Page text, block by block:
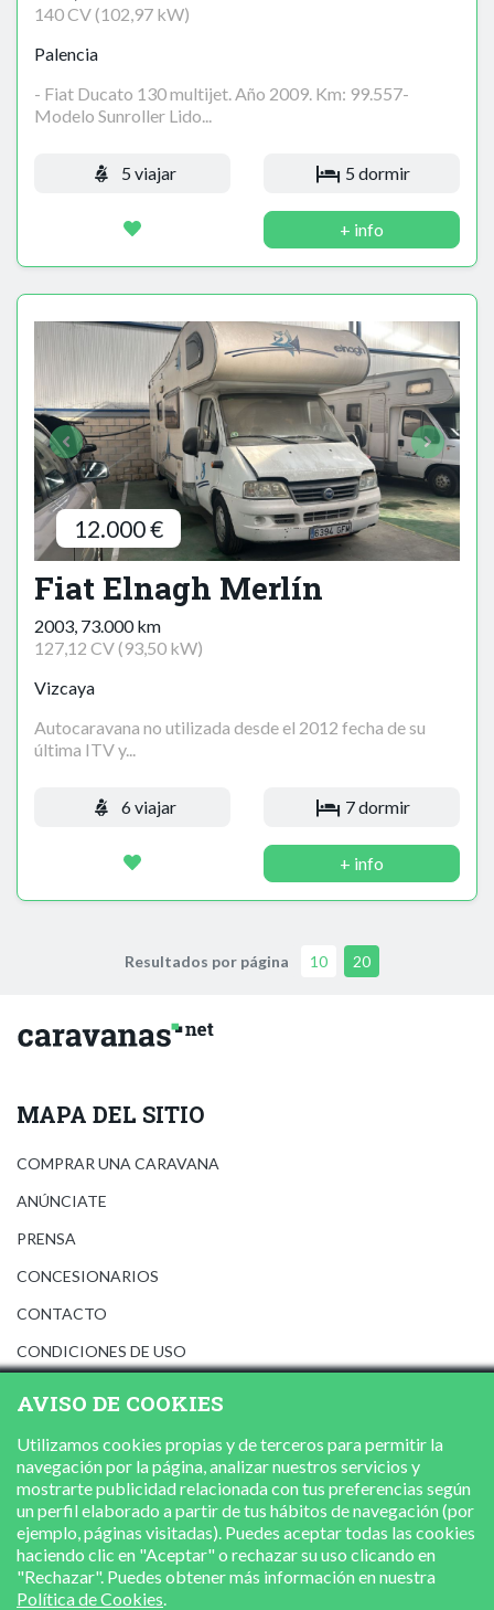
140 CV (102,97 kW)
Palencia
- Fiat Ducato 130 multijet. Año 2009. Km: 99.557-
Modelo Sunroller Lido...
5 viajar 5 dormir
+ info
12.000 €
Fiat Elnagh Merlín
2003, 73.000 km
127,12 CV (93,50 kW)
Vizcaya
Autocaravana no utilizada desde el 2012 fecha de su
última ITV y...
6 viajar 7 dormir
+ info
Resultados por página 10 20
MAPA DEL SITIO
COMPRAR UNA CARAVANA
ANÚNCIATE
PRENSA
CONCESIONARIOS
CONTACTO
CONDICIONES DE USO
POLÍTICA DE COOKIES
AVISO DE COOKIES
Utilizamos cookies propias y de terceros para permitir la
navegación por la página, analizar nuestros servicios y
mostrarte publicidad relacionada con tus preferencias según
un perfil elaborado a partir de tus hábitos de navegación (por
ejemplo, páginas visitadas). Puedes aceptar todas las cookies
haciendo clic en "Aceptar" o rechazar su uso clicando en
"Rechazar". Puedes obtener más información en nuestra
Política de Cookies.